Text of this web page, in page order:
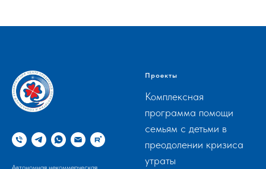
Автономная некоммерческая
Проекты
Комплексная
программа помощи
семьям с детьми в
преодолении кризиса
утраты